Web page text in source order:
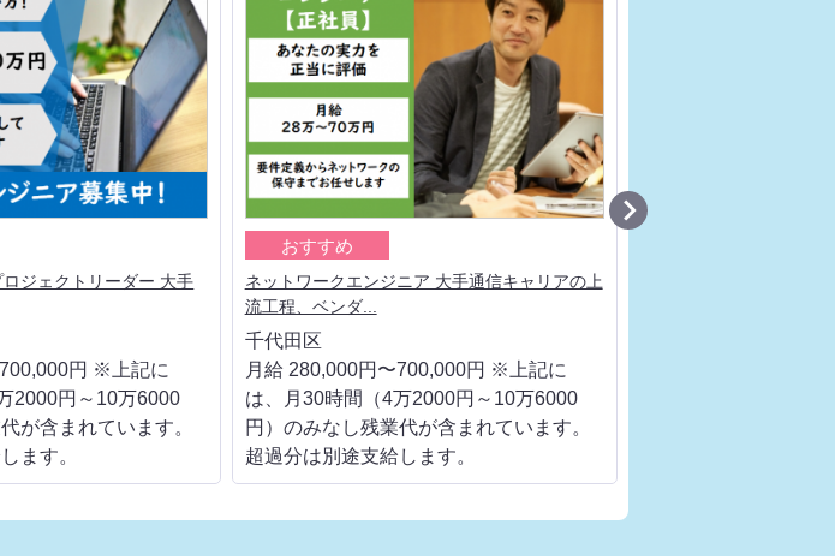
ジェクトリーダー 大手
円 ※上記に
2000円～10万6000
が含まれています。
ます。
おすすめ
ネットワークエンジニア 大手通信キャリアの上
流工程、ベンダ...
千代田区
月給 280,000円〜700,000円 ※上記に
は、月30時間（4万2000円～10万6000
円）のみなし残業代が含まれています。
超過分は別途支給します。
